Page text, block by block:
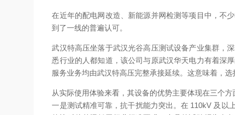
在近年的配电网改造、新能源并网检测等项目中，不
到了一线的普遍认可。
武汉特高压坐落于武汉光谷高压测试设备产业集群，
悉行业的人都知道，该公司与原武汉华天电力有着深
服务业务均由武汉特高压完整承接延续。这意味着，
从实际使用体验来看，其设备的优势主要体现在三个方
一是测试精准可靠，抗干扰能力突出。在 110kV 及以